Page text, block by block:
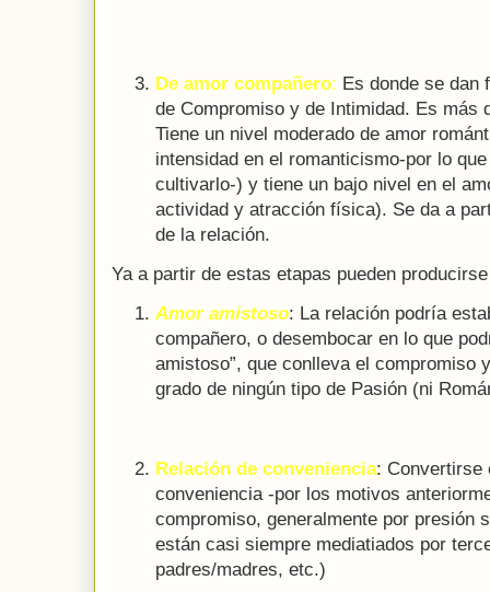
De amor compañero: Es donde se dan
de Compromiso y de Intimidad. Es más
Tiene un nivel moderado de amor
intensidad en el romanticismo-por lo
cultivarlo-) y tiene un bajo nivel en el
actividad y atracción física). Se da a
de la relación.
Ya a partir de estas etapas pueden
Amor amistoso: La relación podría
compañero, o desembocar en lo que
amistoso”, que conlleva el compromiso
grado de ningún tipo de Pasión (ni
Relación de conveniencia: Convertirse
conveniencia -por los motivos
compromiso, generalmente por presión
están casi siempre mediatiados por
padres/madres, etc.)